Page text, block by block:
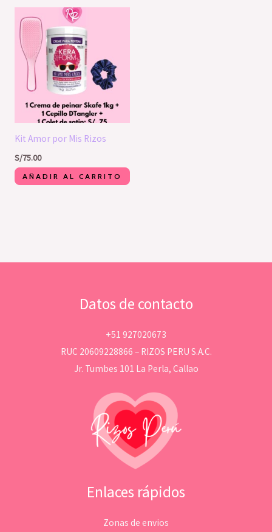
Kit Amor por Mis Rizos
S/75.00
AÑADIR AL CARRITO
Datos de contacto
+51 927020673
RUC 20609228866 – RIZOS PERU S.A.C.
Jr. Tumbes 101 La Perla, Callao
Enlaces rápidos
Zonas de envios